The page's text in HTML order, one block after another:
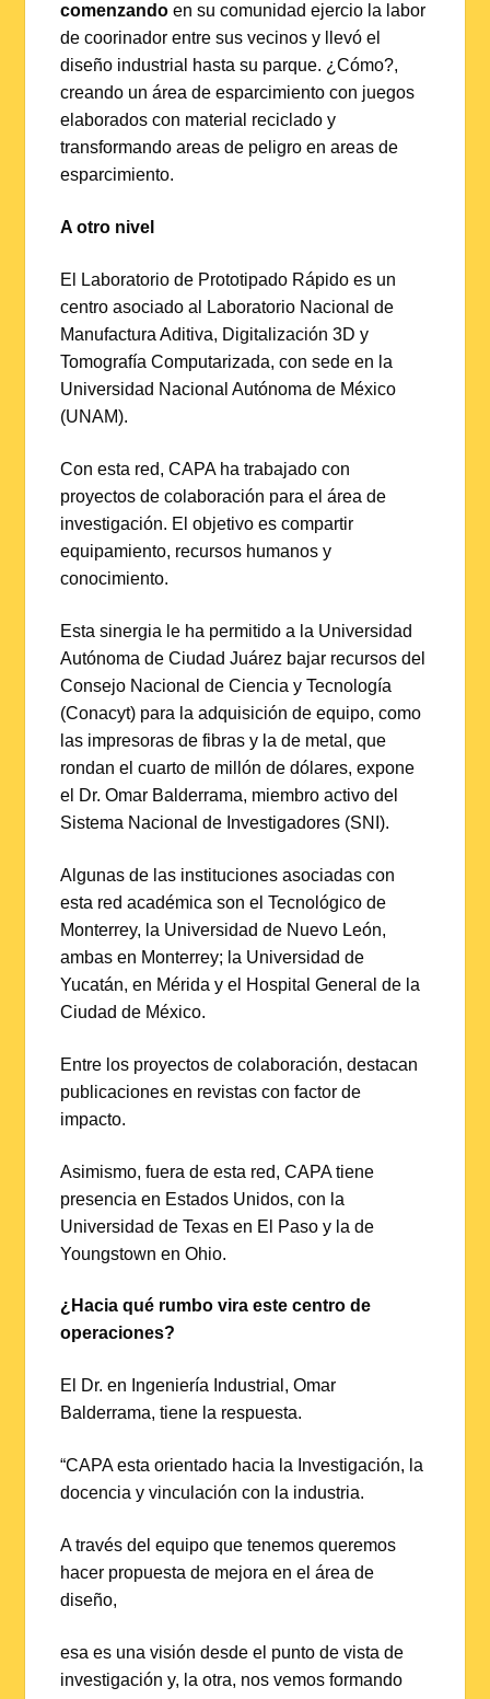
comenzandoen su comunidad ejercio la labor
de coorinador entre sus vecinos y llevó el
diseño industrial hasta su parque. ¿Cómo?,
creando un área de esparcimiento con juegos
elaborados con material reciclado y
transformando areas de peligro en areas de
esparcimiento.
A otro nivel
El Laboratorio de Prototipado Rápido es un
centro asociado al Laboratorio Nacional de
Manufactura Aditiva, Digitalización 3D y
Tomografía Computarizada, con sede en la
Universidad Nacional Autónoma de México
(UNAM).
Con esta red, CAPA ha trabajado con
proyectos de colaboración para el área de
investigación. El objetivo es compartir
equipamiento, recursos humanos y
conocimiento.
Esta sinergia le ha permitido a la Universidad
Autónoma de Ciudad Juárez bajar recursos del
Consejo Nacional de Ciencia y Tecnología
(Conacyt) para la adquisición de equipo, como
las impresoras de fibras y la de metal, que
rondan el cuarto de millón de dólares, expone
el Dr. Omar Balderrama, miembro activo del
Sistema Nacional de Investigadores (SNI).
Algunas de las instituciones asociadas con
esta red académica son el Tecnológico de
Monterrey, la Universidad de Nuevo León,
ambas en Monterrey; la Universidad de
Yucatán, en Mérida y el Hospital General de la
Ciudad de México.
Entre los proyectos de colaboración, destacan
publicaciones en revistas con factor de
impacto.
Asimismo, fuera de esta red, CAPA tiene
presencia en Estados Unidos, con la
Universidad de Texas en El Paso y la de
Youngstown en Ohio.
¿Hacia qué rumbo vira este centro de
operaciones?
El Dr. en Ingeniería Industrial, Omar
Balderrama, tiene la respuesta.
“CAPA esta orientado hacia la Investigación, la
docencia y vinculación con la industria.
A través del equipo que tenemos queremos
hacer propuesta de mejora en el área de
diseño,
esa es una visión desde el punto de vista de
investigación y, la otra, nos vemos formando